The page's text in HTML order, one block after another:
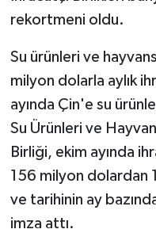
rekortmeni oldu.
Su ürünleri ve
milyon dolarla aylık
ayında Çin'e su
Su Ürünleri ve
Birliği, ekim ayında
156 milyon dolardan
ve tarihinin ay
imza attı.